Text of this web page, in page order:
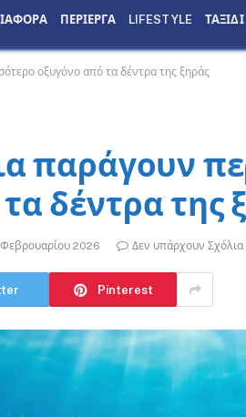
ΠΕΡΙΕΡΓΑ LIFESTYLE ΤΑΞΙΔΙ
οξυγόνο από τα δέντρα της ξηράς
παράγουν
δέντρα της
2026 Δεν υπάρχουν Σχόλια
Pinterest